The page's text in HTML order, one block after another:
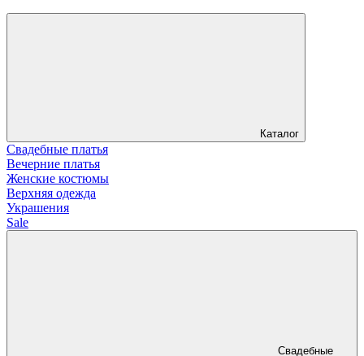
Каталог
Свадебные платья
Вечерние платья
Женские костюмы
Верхняя одежда
Украшения
Sale
Свадебные